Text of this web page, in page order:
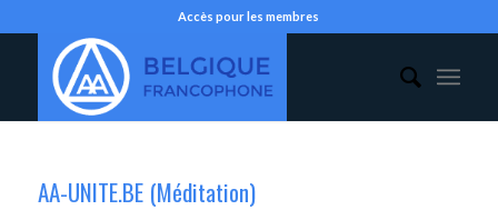
Accès pour les membres
AA-UNITE.BE (Méditation)